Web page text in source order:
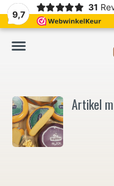
9,7
31
Meistens Lieferung
Artikel